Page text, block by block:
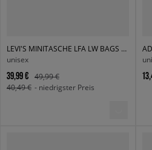
LEVI'S MINITASCHE LFA LW BAGS HANDBAG LIGHT INDIGO
unisex
39,99 €
49,99 €
40,49 € - niedrigster Preis